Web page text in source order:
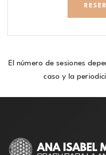
El número de sesiones
caso y la